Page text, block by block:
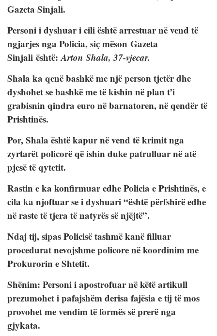
Gazeta Sinjali.
Personi i dyshuar i cili është arrestuar në vend të
ngjarjes nga Policia, siç mëson Gazeta
Sinjali është:Arton Shala, 37-vjecar.
Shala ka qenë bashkë me një person tjetër dhe
dyshohet se bashkë me të kishin në plan t’i
grabisnin qindra euro në barnatoren, në qendër të
Prishtinës.
Por, Shala është kapur në vend të krimit nga
zyrtarët policorë që ishin duke patrulluar në atë
pjesë të qytetit.
Rastin e ka konfirmuar edhe Policia e Prishtinës, e
cila ka njoftuar se i dyshuari “është përfshirë edhe
në raste të tjera të natyrës së njëjtë”.
Ndaj tij, sipas Policisë tashmë kanë filluar
procedurat nevojshme policore në koordinim me
Prokurorin e Shtetit.
Shënim: Personi i apostrofuar në këtë artikull
prezumohet i pafajshëm derisa fajësia e tij të mos
provohet me vendim të formës së prerë nga
gjykata.